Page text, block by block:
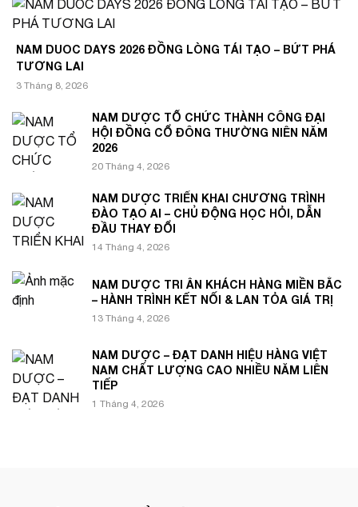
NAM DUOC DAYS 2026 ĐỒNG LÒNG TÁI TẠO – BỨT PHÁ
TƯƠNG LAI
3 Tháng 8, 2026
NAM DƯỢC TỔ CHỨC THÀNH CÔNG ĐẠI
HỘI ĐỒNG CỔ ĐÔNG THƯỜNG NIÊN NĂM
2026
20 Tháng 4, 2026
NAM DƯỢC TRIỂN KHAI CHƯƠNG TRÌNH
ĐÀO TẠO AI – CHỦ ĐỘNG HỌC HỎI, DẪN
ĐẦU THAY ĐỔI
14 Tháng 4, 2026
NAM DƯỢC TRI ÂN KHÁCH HÀNG MIỀN BẮC
– HÀNH TRÌNH KẾT NỐI & LAN TỎA GIÁ TRỊ
13 Tháng 4, 2026
NAM DƯỢC – ĐẠT DANH HIỆU HÀNG VIỆT
NAM CHẤT LƯỢNG CAO NHIỀU NĂM LIÊN
TIẾP
1 Tháng 4, 2026